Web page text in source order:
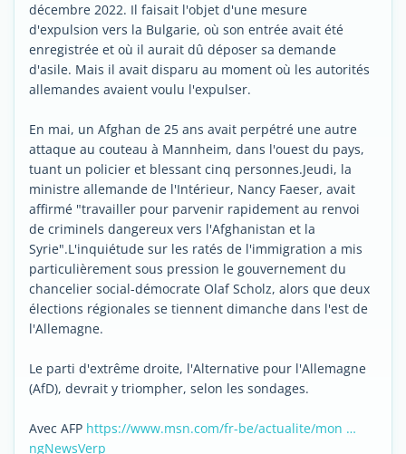
décembre 2022. Il faisait l'objet d'une mesure
d'expulsion vers la Bulgarie, où son entrée avait été
enregistrée et où il aurait dû déposer sa demande
d'asile. Mais il avait disparu au moment où les autorités
allemandes avaient voulu l'expulser.
En mai, un Afghan de 25 ans avait perpétré une autre
attaque au couteau à Mannheim, dans l'ouest du pays,
tuant un policier et blessant cinq personnes.Jeudi, la
ministre allemande de l'Intérieur, Nancy Faeser, avait
affirmé "travailler pour parvenir rapidement au renvoi
de criminels dangereux vers l'Afghanistan et la
Syrie".L'inquiétude sur les ratés de l'immigration a mis
particulièrement sous pression le gouvernement du
chancelier social-démocrate Olaf Scholz, alors que deux
élections régionales se tiennent dimanche dans l'est de
l'Allemagne.
Le parti d'extrême droite, l'Alternative pour l'Allemagne
(AfD), devrait y triompher, selon les sondages.
Avec AFP https://www.msn.com/fr-be/actualite/mon …
ngNewsVerp